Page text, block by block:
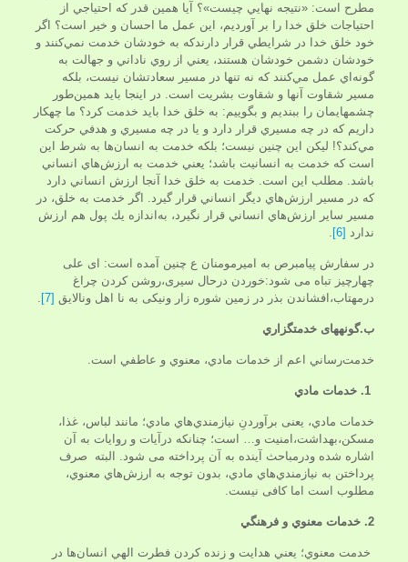
مطرح است: «نتيجه نهايي چيست»؟ آيا همين قدر كه احتياجي از
احتياجات خلق خدا را بر آورديم، اين عمل ما احسان و خير است؟ اگر
خود خلق خدا در شرايطي قرار دارندكه به خودشان خدمت نمي‌كنند و
خودشان دشمن خودشان هستند، يعني از روي ناداني و جهالت به
گونه‌اي عمل مي‌كنند كه نه تنها در مسير سعادتشان نيست، بلكه
مسير شقاوت آنها و شقاوت بشريت است. در اينجا بايد همين‌­طور
چشمهایمان را ببنديم و بگوييم: به خلق خدا بايد خدمت كرد؟ ما چه­كار
داريم كه در چه مسيري قرار دارد و يا در چه مسيري و هدفي حركت
مي‌كند؟! ليكن اين چنين نيست؛ بلكه خدمت به انسان‌ها به شرط اين
است كه خدمت به انسانيت باشد؛ يعني خدمت به ارزش‌هاي انساني
باشد. مطلب اين است. خدمت به خلق خدا آنجا ارزش انساني دارد
كه در مسير ارزش‌هاي ديگر انساني قرار گيرد. اگر خدمت به خلق، در
مسير ساير ارزش‌هاي انساني قرار نگيرد، به‌اندازه يك پول هم ارزش
ندارد [6]
.
در سفارش پیامبرص به امیرمومنان ع چنین آمده است: ای علی
چهارچیز تباه می شود:خوردن درحال سیری،روشن کردن چراغ
درمهتاب،افشاندن بذر در زمین شوره زار ونیکی به نا اهل ونالایق [7]
.
ب.گونه‏هاى خدمتگزاري‏
خدمت‌رساني اعم از خدمات مادي، معنوي و عاطفي است.
1. خدمات مادي
خدمات مادي، یعنی برآوردنِ نيازمندي‌هاي مادي؛ مانند لباس، غذا،
مسكن،بهداشت،امنیت و… است؛ چنان­كه درآيات و روايات به آن
اشاره شده ودرمباحث آینده به آن پرداخته می شود. البته صرف
پرداختن به نيازمندي‌هاي مادي، بدون توجه به ارزش‌هاي معنوي،
مطلوب است اما کافی نیست.
2. خدمات معنوي و فرهنگي
خدمت معنوي؛ يعني هدايت و زنده کردن فطرت الهي انسان‌ها در